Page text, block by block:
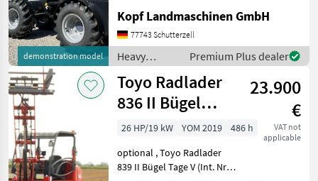
demonstration model
Steuerkreis, STVZO-
GutachtenStandard
Schaufel 110 cm und
Palettengabel
Neumaschine 2024 3, 1
Kopf Landmaschinen GmbH
77743 Schutterzell
Heavy
equipment/
construction
machines /
Toyo
Premium Plus dealer
Toyo Radlader
836 II Bügel
Stage V 310
Hubmast
23.900
€
VAT not
applicable
26 HP/19 kW YOM 2019
486 h
optional , Toyo Radlader
839 II Bügel Tage V (Int. Nr.